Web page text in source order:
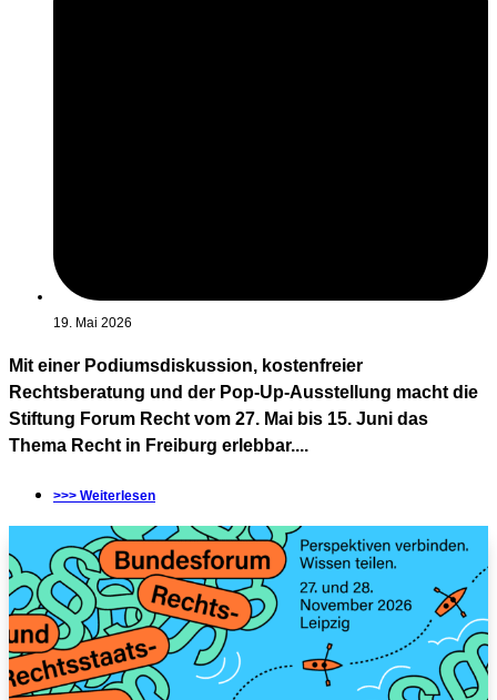
19. Mai 2026
Mit einer Podiumsdiskussion, kostenfreier
Rechtsberatung und der Pop-Up-Ausstellung macht die
Stiftung Forum Recht vom 27. Mai bis 15. Juni das
Thema Recht in Freiburg erlebbar....
>>> Weiterlesen